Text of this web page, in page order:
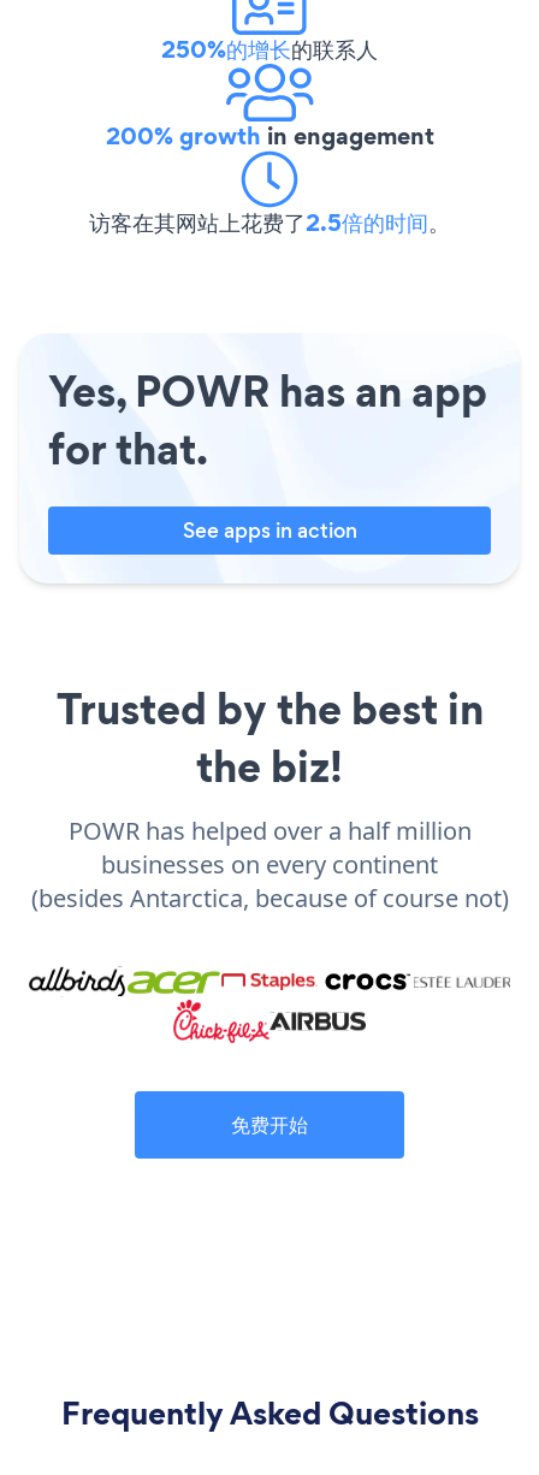
250%的增长的联系人
200% growth in engagement
访客在其网站上花费了2.5倍的时间。
Yes, POWR has an app
for that.
See apps in action
Trusted by the best in
the biz!
POWR has helped over a half million
businesses on every continent
(besides Antarctica, because of course not)
免费开始
Frequently Asked Questions